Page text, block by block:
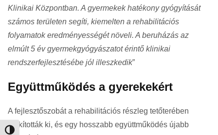
Nagy kontraszt váltása
Klinikai Központban. A gyermekek hatékony gyógyítását
számos területen segíti, kiemelten a rehabilitációs
folyamatok eredményességét növeli. A beruházás az
elmúlt 5 év gyermekgyógyászatot érintő klinikai
rendszerfejlesztésébe jól illeszkedik”
Együttműködés a gyerekekért
A fejlesztőszobát a rehabilitációs részleg tetőterében
alakították ki, és egy hosszabb együttműködés újabb